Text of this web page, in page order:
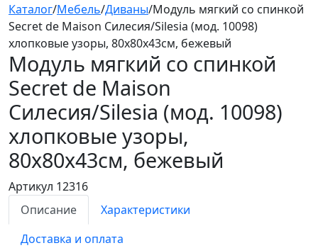
Каталог/Мебель/Диваны/Модуль мягкий со спинкой
Secret de Maison Силесия/Silesia (мод. 10098)
хлопковые узоры, 80х80х43см, бежевый
Модуль мягкий со спинкой
Secret de Maison
Силесия/Silesia (мод. 10098)
хлопковые узоры,
80х80х43см, бежевый
Артикул 12316
Описание
Характеристики
Доставка и оплата